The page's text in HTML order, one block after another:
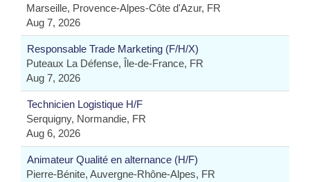
Marseille, Provence-Alpes-Côte d'Azur, FR
Aug 7, 2026
Responsable Trade Marketing (F/H/X)
Puteaux La Défense, Île-de-France, FR
Aug 7, 2026
Technicien Logistique H/F
Serquigny, Normandie, FR
Aug 6, 2026
Animateur Qualité en alternance (H/F)
Pierre-Bénite, Auvergne-Rhône-Alpes, FR